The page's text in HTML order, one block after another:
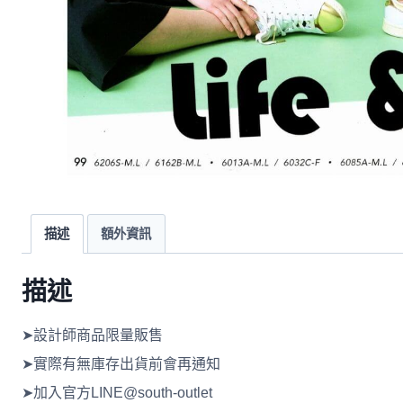
描述 額外資訊
描述
➤設計師商品限量販售
➤實際有無庫存出貨前會再通知
➤加入官方LINE@south-outlet